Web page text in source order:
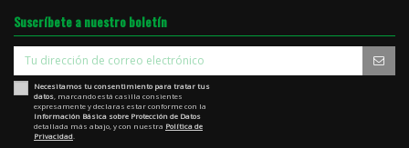
Suscríbete a nuestro boletín
Necesitamos tu consentimiento para tratar tus
datos, marcando está casilla consientes
expresamente y declaras estar conforme con la
Información Básica sobre Protección de Datos
detallada más abajo, y con nuestra Política de
Privacidad.